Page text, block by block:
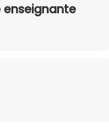
enseignante